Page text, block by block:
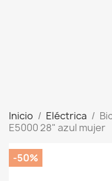
Inicio Eléctrica
E5000 28" azul mujer
-50%